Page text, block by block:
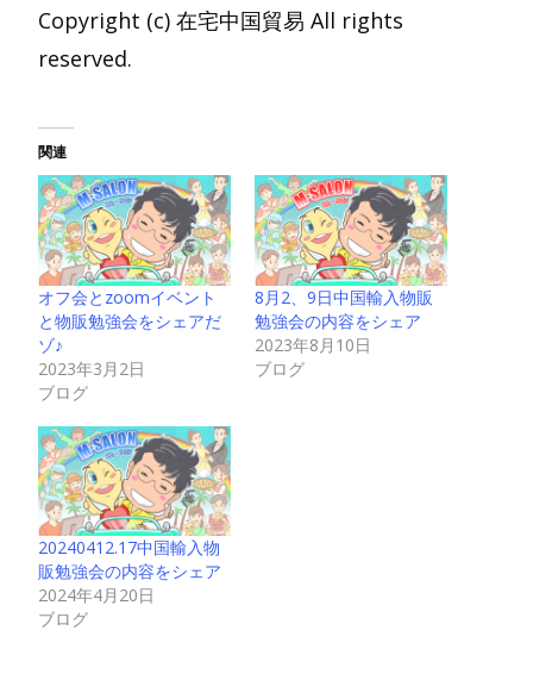
Copyright (c) 在宅中国貿易 All rights
reserved.
関連
オフ会とzoomイベント
と物販勉強会をシェアだ
ゾ♪
2023年3月2日
ブログ
8月2、9日中国輸入物販
勉強会の内容をシェア
2023年8月10日
ブログ
20240412.17中国輸入物
販勉強会の内容をシェア
2024年4月20日
ブログ